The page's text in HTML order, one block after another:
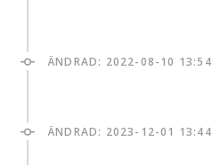
ÄNDRAD: 2022-08-10 13:54
ÄNDRAD: 2023-12-01 13:44